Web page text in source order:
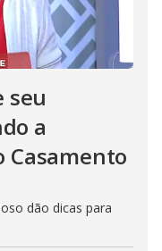
seu
a
dão dicas para